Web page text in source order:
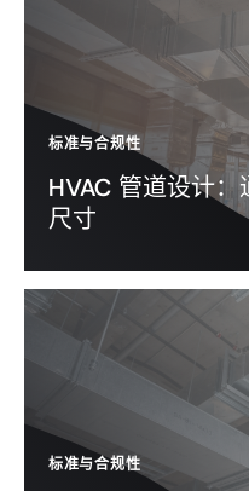
标准与合规性
HVAC 管道设计
尺寸
标准与合规性